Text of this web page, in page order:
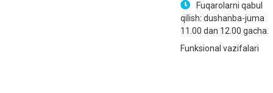
Fuqarolarni qabul
qilish: dushanba-juma
11.00 dan 12.00 gacha.
Funksional vazifalari